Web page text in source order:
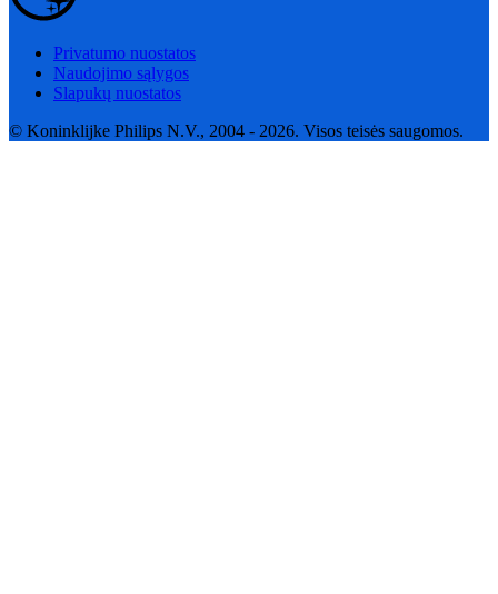
Privatumo nuostatos
Naudojimo sąlygos
Slapukų nuostatos
© Koninklijke Philips N.V., 2004 - 2026. Visos teisės saugomos.